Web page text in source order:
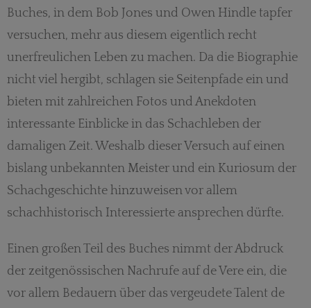
Buches, in dem Bob Jones und Owen Hindle tapfer
versuchen, mehr aus diesem eigentlich recht
unerfreulichen Leben zu machen. Da die Biographie
nicht viel hergibt, schlagen sie Seitenpfade ein und
bieten mit zahlreichen Fotos und Anekdoten
interessante Einblicke in das Schachleben der
damaligen Zeit. Weshalb dieser Versuch auf einen
bislang unbekannten Meister und ein Kuriosum der
Schachgeschichte hinzuweisen vor allem
schachhistorisch Interessierte ansprechen dürfte.
Einen großen Teil des Buches nimmt der Abdruck
der zeitgenössischen Nachrufe auf de Vere ein, die
vor allem Bedauern über das vergeudete Talent de